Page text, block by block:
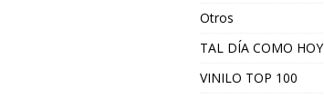
Otros
TAL DÍA COMO HOY
VINILO TOP 100